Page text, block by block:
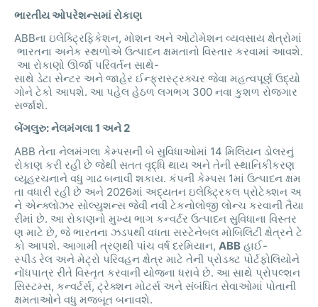
ભારતીયઓપરેશન્સમાંરોકાણ
ABBના ઇલેક્ટ્રિફિકેશન, મોશન અને ઓટોમેશન વ્યવસાય ક્ષેત્રોમાં
ભારતના અનેક સ્થળોએ ઉત્પાદન ક્ષમતાનો વિસ્તાર કરવામાં આવશે.
આ રોકાણો ઊર્જા પરિવર્તન સાથે-
સાથે ડેટા સેન્ટર અને જાહેર ઈન્ફ્રાસ્ટ્રક્ચર જેવા મહત્વપૂર્ણ ઉદ્યો
ગોને ટેકો આપશે. આ પહેલ હેઠળ લગભગ 300 નવા કુશળ રોજગાર
સર્જાશે.
બેંગલુરુ:નેલમંગલા1 અને2
ABB તેના નેલમંગલા કેમ્પસની બે સુવિધાઓમાં 14 મિલિયન ડોલરનું
રોકાણ કરી રહી છે જેથી સતત વૃદ્ધિ થાય અને તેની સ્થાનિકીકરણ
વ્યૂહરચનાને વધુ ગાઢ બનાવી શકાય. કંપની કેમ્પસ 1માં ઉત્પાદન ક્ષમ
તા વધારી રહી છે અને 2026માં અદ્યતન ઇલેક્ટ્રિકલ પ્રોટેક્શન અ
ને એન્ક્લોઝર સોલ્યુશન્સ જેવી નવી ટેકનોલોજી લોન્ચ કરવાની તૈયા
રીમાં છે. આ રોકાણનો મુખ્ય ભાગ કન્વર્ટર ઉત્પાદન સુવિધાના વિસ્તર
ણ માટે છે, જે ભારતના ઝડપથી વધતા સસ્ટેનેબલ મોબિલિટી ક્ષેત્રને ટે
કો આપશે. આગામી ત્રણથી પાંચ વર્ષ દરમિયાન, ABB હાઈ-
સ્પીડ રેલ અને મેટ્રો પરિવહન ક્ષેત્ર માટે તેની પ્રોડક્ટ પોર્ટફોલિયોને
નોંધપાત્ર રીતે વિસ્તૃત કરવાની યોજના ધરાવે છે. આ સાથે પ્રોપલ્શન
સિસ્ટમ્સ, કન્વર્ટર્સ, ટ્રેક્શન મોટર્સ અને સંબંધિત સેવાઓમાં પોતાની
ક્ષમતાઓને વધુ મજબૂત બનાવશે.